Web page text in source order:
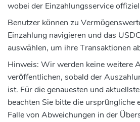
wobei der Einzahlungsservice
Benutzer können zu
Einzahlung navigieren und das
auswählen, um ihre Transaktionen
Hinweis: Wir werden keine weitere
veröffentlichen, sobald der
ist. Für die genauesten und
beachten Sie bitte die ursprüngliche
Falle von Abweichungen in der